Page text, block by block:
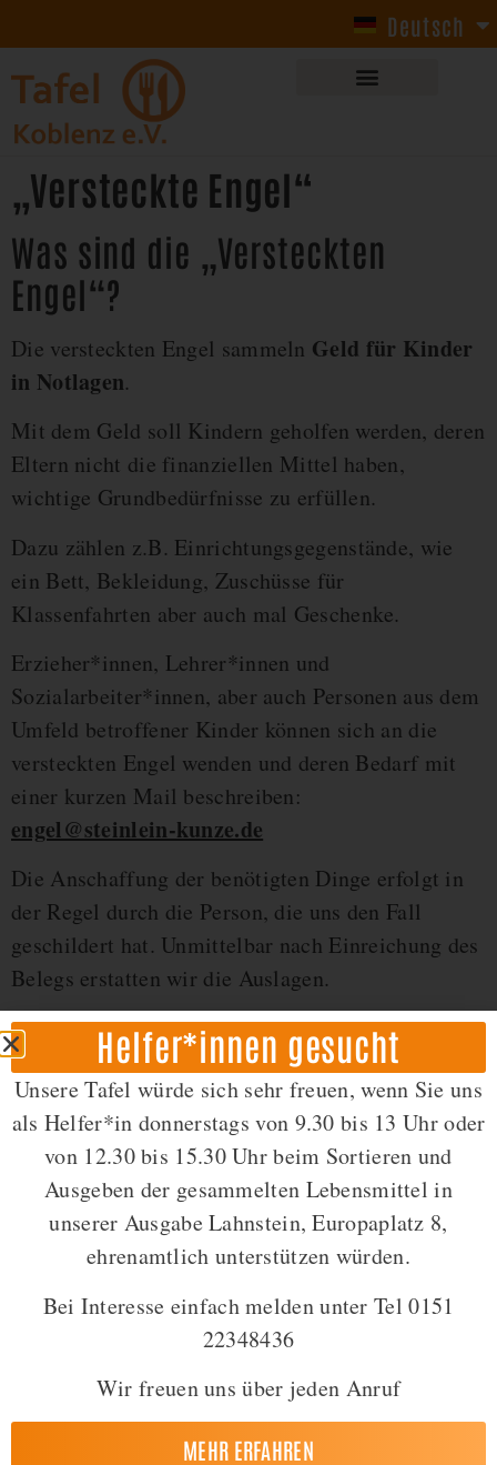
Deutsch
English
„Versteckte Engel“
Was sind die „Versteckten
Engel“?
Die versteckten Engel sammeln Geld für Kinder
in Notlagen.
Mit dem Geld soll Kindern geholfen werden, deren
Eltern nicht die finanziellen Mittel haben,
wichtige Grundbedürfnisse zu erfüllen.
Dazu zählen z.B. Einrichtungsgegenstände, wie
ein Bett, Bekleidung, Zuschüsse für
Klassenfahrten aber auch mal Geschenke.
Erzieher*innen, Lehrer*innen und
Sozialarbeiter*innen, aber auch Personen aus dem
Umfeld betroffener Kinder können sich an die
versteckten Engel wenden und deren Bedarf mit
einer kurzen Mail beschreiben:
engel@steinlein-kunze.de
Die Anschaffung der benötigten Dinge erfolgt in
der Regel durch die Person, die uns den Fall
geschildert hat. Unmittelbar nach Einreichung des
Belegs erstatten wir die Auslagen.
Die versteckten Engel helfen schnell und
unbürokratisch.
Versteckt heißt also, das Kind sollte nicht
erfahren, dass seine Eltern die Mittel für den
benötigten Zweck nicht aufbringen können.
Außerdem unterstützen die Engel 6
Frühstücksprojekte an Schulen in Koblenz und
Lahnstein.
Kontakt für „Versteckte Engel“
Helfer*innen gesucht
Unsere Tafel würde sich sehr freuen, wenn Sie uns
als Helfer*in donnerstags von 9.30 bis 13 Uhr oder
von 12.30 bis 15.30 Uhr beim Sortieren und
Ausgeben der gesammelten Lebensmittel in
unserer Ausgabe Lahnstein, Europaplatz 8,
ehrenamtlich unterstützen würden.
Bei Interesse einfach melden unter Tel 0151
22348436
Wir freuen uns über jeden Anruf
MEHR ERFAHREN